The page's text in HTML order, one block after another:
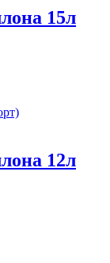
15л
12л